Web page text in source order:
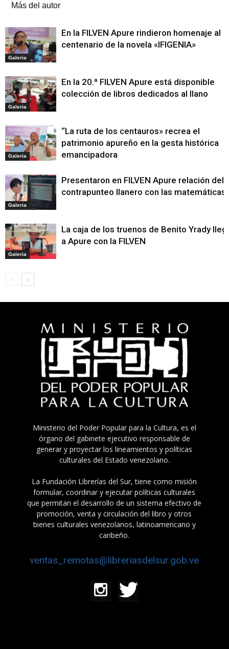
Más del autor
Galeria
En la FILVEN Apure rindieron homenaje al
centenario de la novela «IFIGENIA»
Galeria
En la 20.ª FILVEN Apure está disponible
colección de libros dedicados al llano
Galeria
“La ruta de los centauros» recrea el
patrimonio apureño en la gesta histórica
emancipadora
Galeria
Presentaron en FILVEN Apure relación del
contrapunteo llanero con las matemáticas
Galeria
La caja de los truenos de Benito Yrady
a Apure con la FILVEN
Ministerio del Poder Popular para la Cultura, es el
órgano del gabinete ejecutivo responsable de
generar y proyectar los lineamientos y políticas
culturales del Estado venezolano.
La Fundación Librerías del Sur, tiene como misión
formular, coordinar y ejecutar políticas culturales
que permitan el desarrollo de un sistema efectivo de
promoción, venta y circulación del libro y otros
bienes culturales venezolanos, latinoamericano y
caribeño.
ventas_remotas@libreriasdelsur.gob.ve